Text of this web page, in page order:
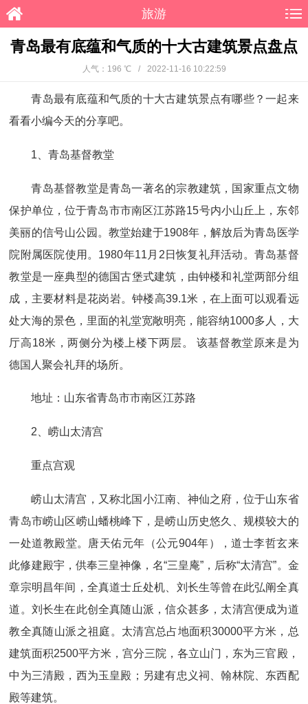
旅游
青岛最有底蕴和气质的十大古建筑景点盘点
人气：196 ℃ / 2022-11-16 10:22:59
青岛最有底蕴和气质的十大古建筑景点有哪些？一起来
看看小编今天的分享吧。
1、青岛基督教堂
青岛基督教堂是青岛一著名的宗教建筑，国家重点文物
保护单位，位于青岛市市南区江苏路15号内小山丘上，东邻
美丽的信号山公园。教堂始建于1908年，解放后为青岛医学
院附属医院使用。1980年11月2日恢复礼拜活动。青岛基督
教堂是一座典型的德国古堡式建筑，由钟楼和礼堂两部分组
成，主要材料是花岗岩。钟楼高39.1米，在上面可以观看远
处大海的景色，里面的礼堂宽敞明亮，能容纳1000多人，大
厅高18米，两侧分为楼上楼下两层。 该基督教堂原来是为
德国人聚会礼拜的场所。
地址：山东省青岛市市南区江苏路
2、崂山太清宫
重点宫观
崂山太清宫，又称北国小江南、神仙之府，位于山东省
青岛市崂山区崂山蟠桃峰下，是崂山历史悠久、规模较大的
一处道教殿堂。唐天佑元年（公元904年），道士李哲玄来
此修建殿宇，供奉三皇神像，名“三皇庵”，后称“太清宫”。金
章宗明昌年间，全真道士丘处机、刘长生等曾在此弘阐全真
道。刘长生在此创全真随山派，信众甚多，太清宫便成为道
教全真随山派之祖庭。太清宫总占地面积30000平方米，总
建筑面积2500平方米，宫分三院，各立山门，东为三官殿，
中为三清殿，西为玉皇殿；另建有忠义祠、翰林院、东西配
殿等建筑。